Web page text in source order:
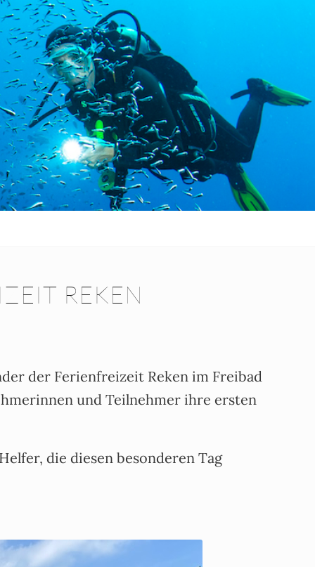
REKEN
der Ferienfreizeit Reken im Freibad
und Teilnehmer ihre ersten
die diesen besonderen Tag